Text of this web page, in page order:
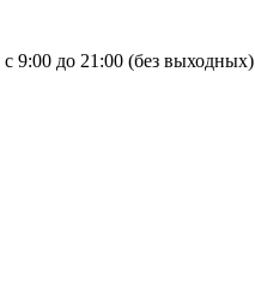
с 9:00 до 21:00 (без выходных)